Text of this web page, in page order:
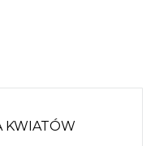
KWIATÓW